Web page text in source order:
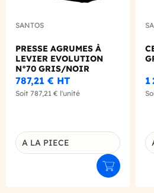
SANTOS
PRESSE AGRUMES À
LEVIER EVOLUTION
N°70 GRIS/NOIR
787,21 € HT
Soit 787,21 € l'unité
Déclinaison du produit
A LA PIECE
Ajouter au
1